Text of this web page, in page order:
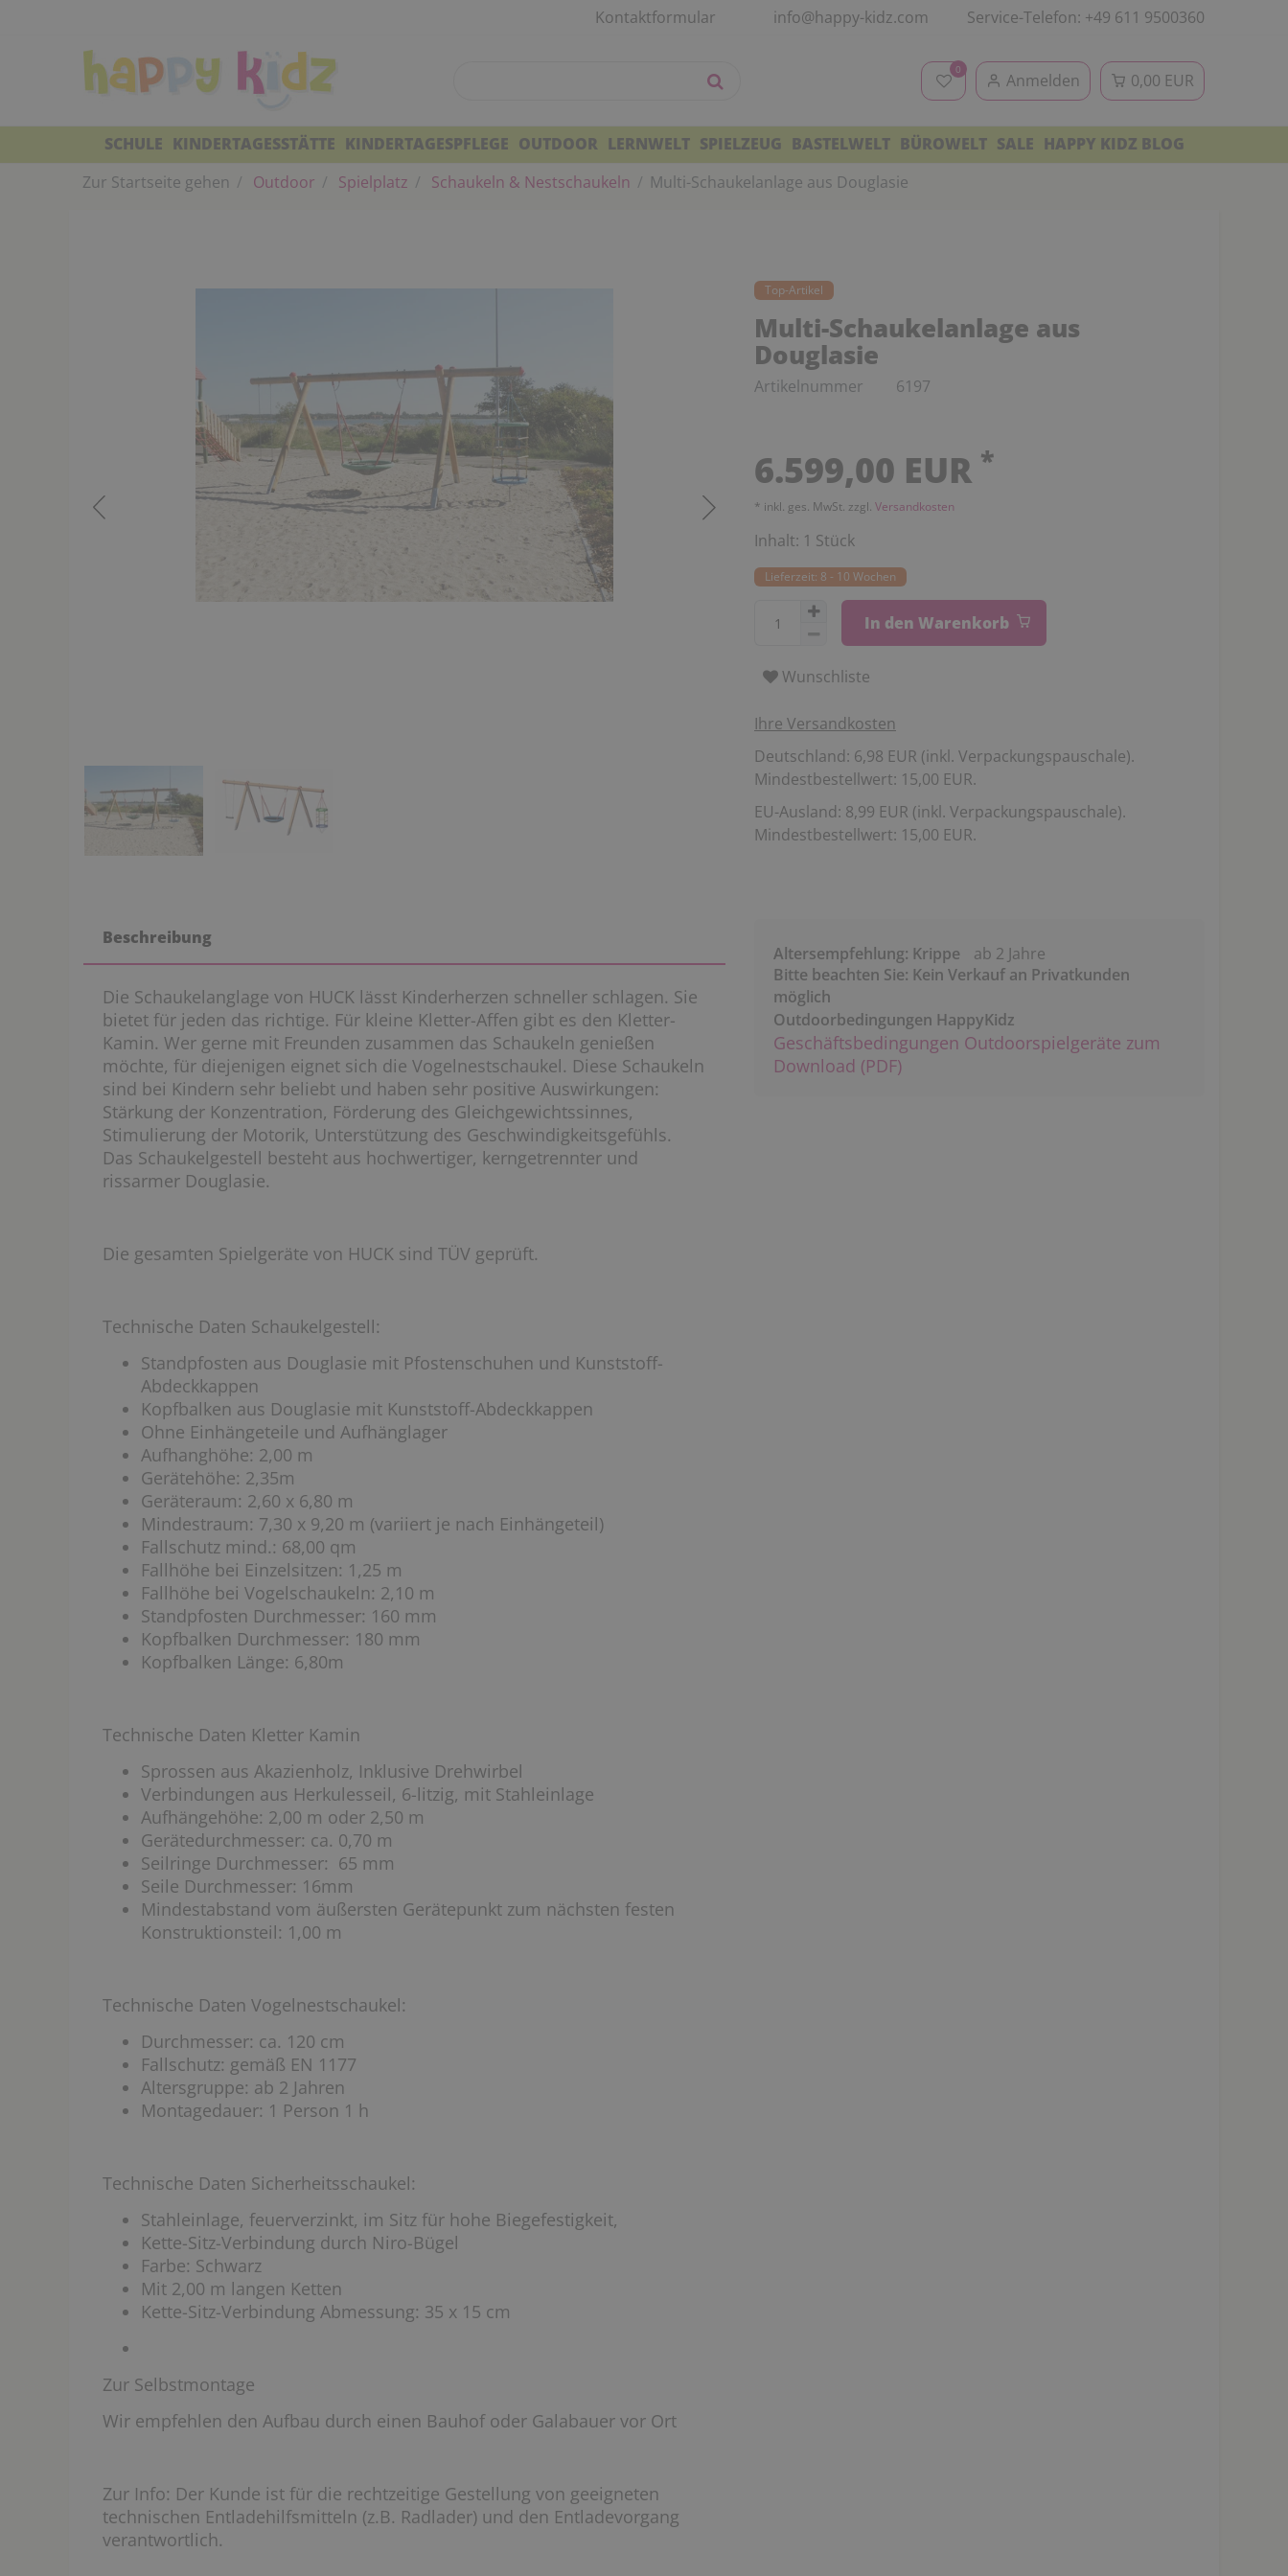
Kontaktformular info@happy-kidz.com Service-Telefon: +49 611 9500360
0
Anmelden 0,00 EUR
SCHULE KINDERTAGESSTÄTTE KINDERTAGESPFLEGE OUTDOOR LERNWELT SPIELZEUG BASTELWELT BÜROWELT SALE HAPPY KIDZ BLOG
Zur Startseite gehen
Outdoor Spielplatz Schaukeln & Nestschaukeln Multi-Schaukelanlage aus Douglasie
Top-Artikel
Multi-Schaukelanlage aus
Douglasie
Artikelnummer 6197
6.599,00 EUR *
* inkl. ges. MwSt. zzgl. Versandkosten
Inhalt: 1 Stück
Lieferzeit: 8 - 10 Wochen
In den Warenkorb
Wunschliste
Ihre Versandkosten
Deutschland: 6,98 EUR (inkl. Verpackungspauschale).
Mindestbestellwert: 15,00 EUR.
EU-Ausland: 8,99 EUR (inkl. Verpackungspauschale).
Mindestbestellwert: 15,00 EUR.
Beschreibung
Die Schaukelanglage von HUCK lässt Kinderherzen schneller schlagen. Sie
bietet für jeden das richtige. Für kleine Kletter-Affen gibt es den Kletter-
Kamin. Wer gerne mit Freunden zusammen das Schaukeln genießen
möchte, für diejenigen eignet sich die Vogelnestschaukel. Diese Schaukeln
sind bei Kindern sehr beliebt und haben sehr positive Auswirkungen:
Stärkung der Konzentration, Förderung des Gleichgewichtssinnes,
Stimulierung der Motorik, Unterstützung des Geschwindigkeitsgefühls.
Das Schaukelgestell besteht aus hochwertiger, kerngetrennter und
rissarmer Douglasie.
Die gesamten Spielgeräte von HUCK sind TÜV geprüft.
Technische Daten Schaukelgestell:
Standpfosten aus Douglasie mit Pfostenschuhen und Kunststoff-
Abdeckkappen
Kopfbalken aus Douglasie mit Kunststoff-Abdeckkappen
Ohne Einhängeteile und Aufhänglager
Aufhanghöhe: 2,00 m
Gerätehöhe: 2,35m
Geräteraum: 2,60 x 6,80 m
Mindestraum: 7,30 x 9,20 m (variiert je nach Einhängeteil)
Fallschutz mind.: 68,00 qm
Fallhöhe bei Einzelsitzen: 1,25 m
Fallhöhe bei Vogelschaukeln: 2,10 m
Standpfosten Durchmesser: 160 mm
Kopfbalken Durchmesser: 180 mm
Kopfbalken Länge: 6,80m
Technische Daten Kletter Kamin
Sprossen aus Akazienholz, Inklusive Drehwirbel
Verbindungen aus Herkulesseil, 6-litzig, mit Stahleinlage
Aufhängehöhe: 2,00 m oder 2,50 m
Gerätedurchmesser: ca. 0,70 m
Seilringe Durchmesser: 65 mm
Seile Durchmesser: 16mm
Mindestabstand vom äußersten Gerätepunkt zum nächsten festen
Konstruktionsteil: 1,00 m
Technische Daten Vogelnestschaukel:
Durchmesser: ca. 120 cm
Fallschutz: gemäß EN 1177
Altersgruppe: ab 2 Jahren
Montagedauer: 1 Person 1 h
Technische Daten Sicherheitsschaukel:
Stahleinlage, feuerverzinkt, im Sitz für hohe Biegefestigkeit,
Kette-Sitz-Verbindung durch Niro-Bügel
Farbe: Schwarz
Mit 2,00 m langen Ketten
Kette-Sitz-Verbindung Abmessung: 35 x 15 cm
Zur Selbstmontage
Wir empfehlen den Aufbau durch einen Bauhof oder Galabauer vor Ort
Zur Info: Der Kunde ist für die rechtzeitige Gestellung von geeigneten
technischen Entladehilfsmitteln (z.B. Radlader) und den Entladevorgang
verantwortlich.
Altersempfehlung: Krippe
ab 2 Jahre
Bitte beachten Sie: Kein Verkauf an Privatkunden
möglich
Outdoorbedingungen HappyKidz
Geschäftsbedingungen Outdoorspielgeräte zum
Download (PDF)